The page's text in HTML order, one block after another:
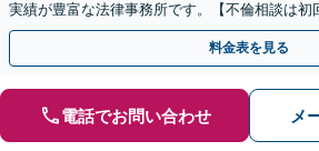
実績が豊富な法律事務所です。【不倫相談は初
ご契約まで対応可/来所不要】
料金表を見る
電話でお問い合わせ メ